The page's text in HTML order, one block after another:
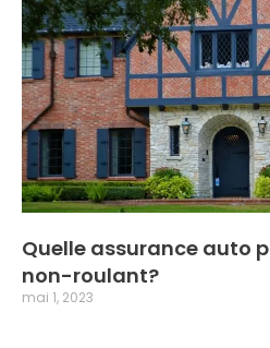
Quelle assurance auto
non-roulant?
mai 1, 2023